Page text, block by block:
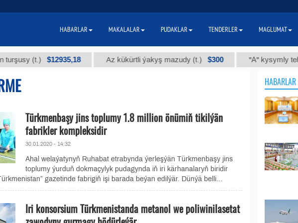
(t.) $12935,18 Az kükürtli ýakyş mazudy (t.) $300 "А" kysymly tehniki
Türkmenbaşy jins toplumy 1.8 million önümiň tikilýän
fabrikler kompleksidir
30.01.2020 - 14:32
Ahal welaýatynyň Ruhabat etrabynda ýerleşýän Türkmenbaşy jins
toplumy ýurduň dokmaçylyk pudagynda iň iri kärhanalaryň biridir
gazetinde fabrigiň işi barada beýan edilýär. Dünýä belli...
Iri konsorsium Türkmenistanda metanol we poliwinilasetat
HABARLAR
HABARLAR MAKALALAR PUDAKLAR TENDERLER MAGLUMAT